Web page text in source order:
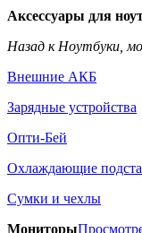
Аксессуары для
Назад к Ноутбуки,
Внешние АКБ
Зарядные устройства
Опти-Бей
Охлаждающие
Сумки и чехлы
Мониторы